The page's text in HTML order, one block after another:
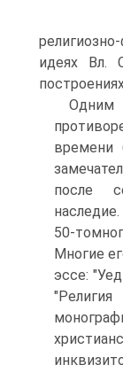
идеях Вл.
времени
после
50-
Многие
эссе: